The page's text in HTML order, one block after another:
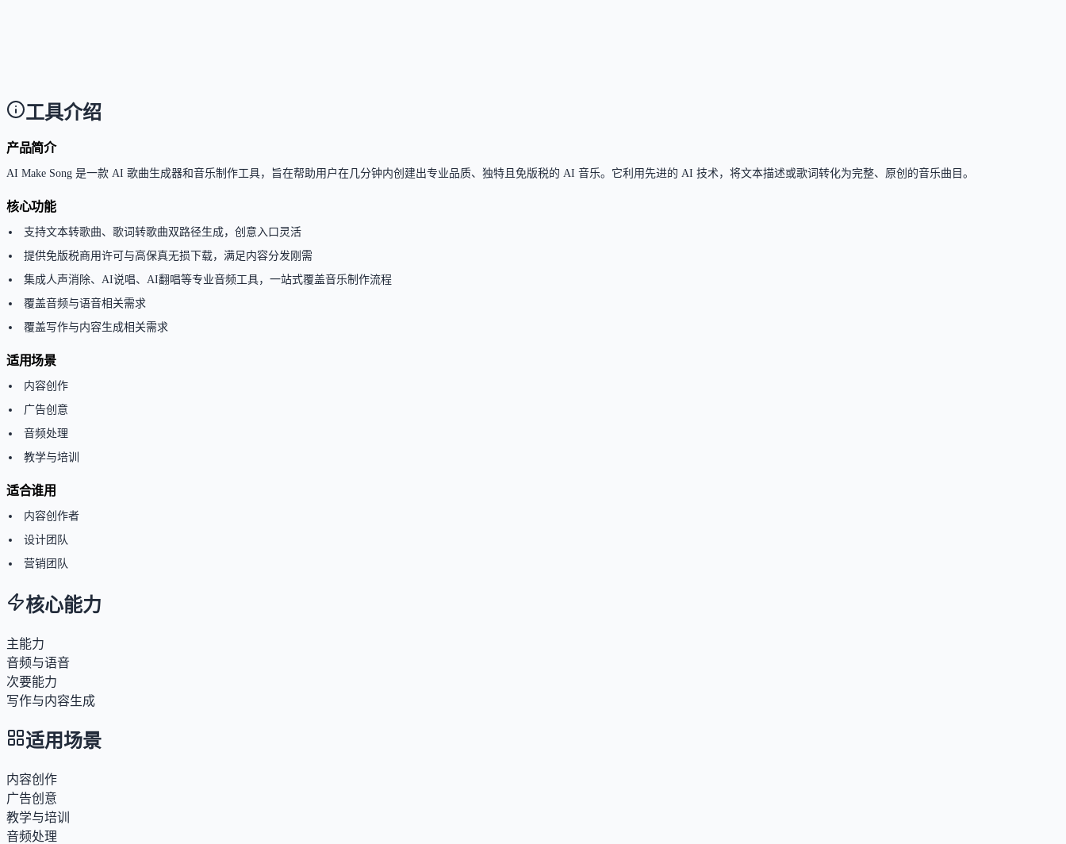
工具介绍
产品简介
AI Make Song 是一款 AI 歌曲生成器和音乐制作工具，旨在帮助用户在几分钟内创建出专业品质、独特且免版税的 AI 音乐。它利用先进的 AI 技术，将文本描述或歌词转化为完整、原创的音乐曲目。
核心功能
支持文本转歌曲、歌词转歌曲双路径生成，创意入口灵活
提供免版税商用许可与高保真无损下载，满足内容分发刚需
集成人声消除、AI说唱、AI翻唱等专业音频工具，一站式覆盖音乐制作流程
覆盖音频与语音相关需求
覆盖写作与内容生成相关需求
适用场景
内容创作
广告创意
音频处理
教学与培训
适合谁用
内容创作者
设计团队
营销团队
核心能力
主能力
音频与语音
次要能力
写作与内容生成
适用场景
内容创作
广告创意
教学与培训
音频处理